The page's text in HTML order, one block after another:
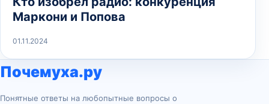
Маркони и Попова
01.11.2024
Почемуха.ру
Понятные ответы на любопытные вопросы о